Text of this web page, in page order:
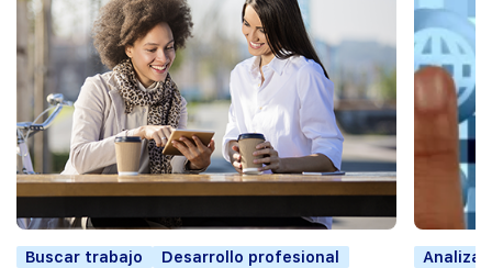
Buscar trabajo Desarrollo profesional
Analiza